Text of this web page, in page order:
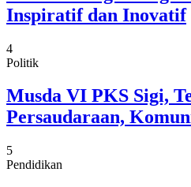
Inspiratif dan Inovatif
4
Politik
Musda VI PKS Sigi,
Persaudaraan,
5
Pendidikan